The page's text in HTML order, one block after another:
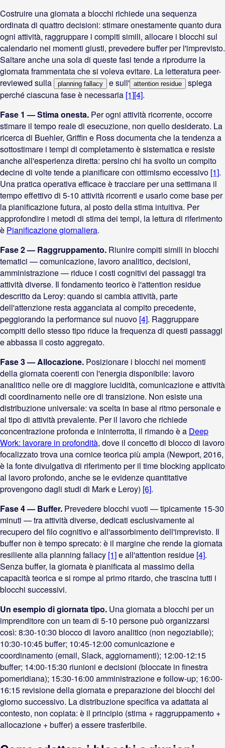
Costruire una giornata a blocchi richiede una sequenza
ordinata di quattro decisioni: stimare onestamente quanto dura
ogni attività, raggruppare i compiti simili, allocare i blocchi sul
calendario nei momenti giusti, prevedere buffer per l'imprevisto.
Saltare anche una sola di queste fasi tende a riprodurre la
giornata frammentata che si voleva evitare. La letteratura peer-
reviewed sulla
planning fallacy e sull' attention residue
spiega
perché ciascuna fase è necessaria [1][4].
Fase 1 — Stima onesta. Per ogni attività ricorrente, occorre
stimare il tempo reale di esecuzione, non quello desiderato. La
ricerca di Buehler, Griffin e Ross documenta che la tendenza a
sottostimare i tempi di completamento è sistematica e resiste
anche all'esperienza diretta: persino chi ha svolto un compito
decine di volte tende a pianificare con ottimismo eccessivo [1].
Una pratica operativa efficace è tracciare per una settimana il
tempo effettivo di 5-10 attività ricorrenti e usarlo come base per
la pianificazione futura, al posto della stima intuitiva. Per
approfondire i metodi di stima dei tempi, la lettura di riferimento
è Pianificazione giornaliera.
Fase 2 — Raggruppamento. Riunire compiti simili in blocchi
tematici — comunicazione, lavoro analitico, decisioni,
amministrazione — riduce i costi cognitivi dei passaggi tra
attività diverse. Il fondamento teorico è l'attention residue
descritto da Leroy: quando si cambia attività, parte
dell'attenzione resta agganciata al compito precedente,
peggiorando la performance sul nuovo [4]. Raggruppare
compiti dello stesso tipo riduce la frequenza di questi passaggi
e abbassa il costo aggregato.
Fase 3 — Allocazione. Posizionare i blocchi nei momenti
della giornata coerenti con l'energia disponibile: lavoro
analitico nelle ore di maggiore lucidità, comunicazione e attività
di coordinamento nelle ore di transizione. Non esiste una
distribuzione universale: va scelta in base al ritmo personale e
al tipo di attività prevalente. Per il lavoro che richiede
concentrazione profonda e ininterrotta, il rimando è a Deep
Work: lavorare in profondità, dove il concetto di blocco di lavoro
focalizzato trova una cornice teorica più ampia (Newport, 2016,
è la fonte divulgativa di riferimento per il time blocking applicato
al lavoro profondo, anche se le evidenze quantitative
provengono dagli studi di Mark e Leroy) [6].
Fase 4 — Buffer. Prevedere blocchi vuoti — tipicamente 15-30
minuti — tra attività diverse, dedicati esclusivamente al
recupero del filo cognitivo e all'assorbimento dell'imprevisto. Il
buffer non è tempo sprecato: è il margine che rende la giornata
resiliente alla planning fallacy [1]e all'attention residue [4].
Senza buffer, la giornata è pianificata al massimo della
capacità teorica e si rompe al primo ritardo, che trascina tutti i
blocchi successivi.
Un esempio di giornata tipo. Una giornata a blocchi per un
imprenditore con un team di 5-10 persone può organizzarsi
così: 8:30-10:30 blocco di lavoro analitico (non negoziabile);
10:30-10:45 buffer; 10:45-12:00 comunicazione e
coordinamento (email, Slack, aggiornamenti); 12:00-12:15
buffer; 14:00-15:30 riunioni e decisioni (bloccate in finestra
pomeridiana); 15:30-16:00 amministrazione e follow-up; 16:00-
16:15 revisione della giornata e preparazione dei blocchi del
giorno successivo. La distribuzione specifica va adattata al
contesto, non copiata: è il principio (stima + raggruppamento +
allocazione + buffer) a essere trasferibile.